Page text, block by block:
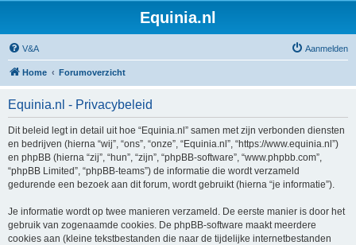
Equinia.nl
V&A Aanmelden
Home Forumoverzicht
Equinia.nl - Privacybeleid
Dit beleid legt in detail uit hoe “Equinia.nl” samen met zijn verbonden diensten
en bedrijven (hierna “wij”, “ons”, “onze”, “Equinia.nl”, “https://www.equinia.nl”)
en phpBB (hierna “zij”, “hun”, “zijn”, “phpBB-software”, “www.phpbb.com”,
“phpBB Limited”, “phpBB-teams”) de informatie die wordt verzameld
gedurende een bezoek aan dit forum, wordt gebruikt (hierna “je informatie”).
Je informatie wordt op twee manieren verzameld. De eerste manier is door het
gebruik van zogenaamde cookies. De phpBB-software maakt meerdere
cookies aan (kleine tekstbestanden die naar de tijdelijke internetbestanden